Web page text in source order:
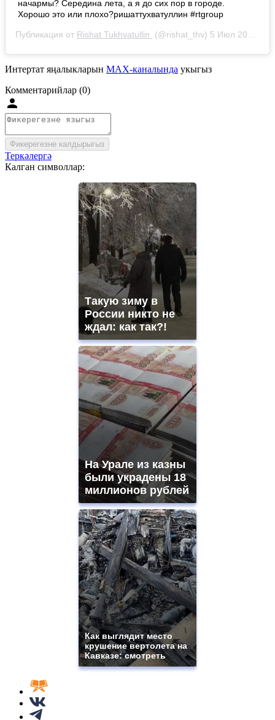
начармы? Середина лета, а я до сих пор в городе.
Хорошо это или плохо?ришаттухватуллин #rtgroup
Публикация от Rishat Tukhvatullin (@rishat_thv) 5 Июл 2019 в 10:54 PDT
Интертат яңалыкларын MAX-каналында укыгыз
Комментарийлар (0)
Фикерегезне калдырыгыз
Теркәлергә
Калган символлар:
Такую зиму в
России никто не
ждал: как так?!
На Урале из казны
были украдены 18
миллионов рублей
Как выглядит место
крушение вертолета на
Кавказе: смотреть